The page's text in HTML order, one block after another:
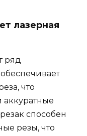
лазерная
ряд
что
аккуратные
способен
резы, что